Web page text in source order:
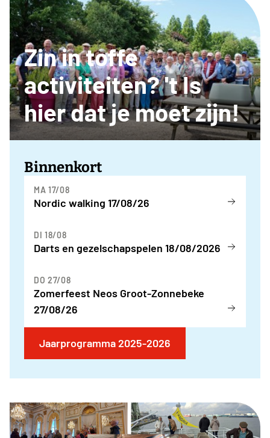
Zin in toffe
activiteiten? 't Is
hier dat je moet zijn!
Binnenkort
MA 17/08
Nordic walking 17/08/26
DI 18/08
Darts en gezelschapspelen 18/08/2026
DO 27/08
Zomerfeest Neos Groot-Zonnebeke
27/08/26
Jaarprogramma 2025-2026